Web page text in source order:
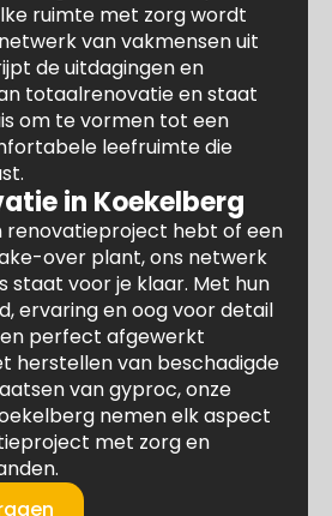
ruimte met zorg wordt
van vakmensen uit
de uitdagingen en
totaalrenovatie en staat
om te vormen tot een
leefruimte die
in Koekelberg
renovatieproject hebt of een
over plant, ons netwerk
staat voor je klaar. Met hun
ervaring en oog voor detail
perfect afgewerkt
herstellen van beschadigde
van gyproc, onze
nemen elk aspect
met zorg en